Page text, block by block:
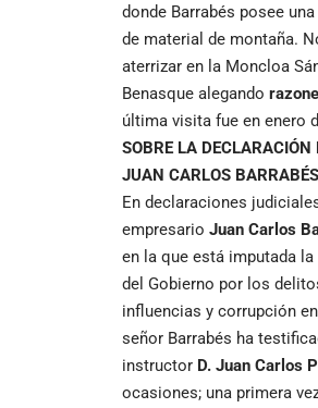
donde Barrabés posee
de material de montaña.
aterrizar en la Moncloa
Benasque alegando
última visita fue en enero
SOBRE LA DECLARACIÓN
JUAN CARLOS BARRABÉS
En declaraciones
empresario Juan Carlos
en la que está imputada
del Gobierno por los
influencias y corrupción
señor Barrabés ha
instructor D. Juan Carlos
ocasiones; una primera